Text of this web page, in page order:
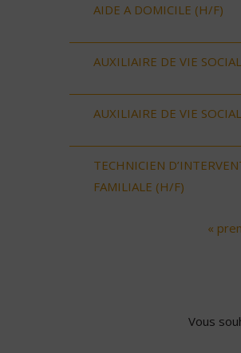
AIDE A DOMICILE (H/F)
AUXILIAIRE DE VIE
AUXILIAIRE DE VIE
TECHNICIEN
FAMILIALE (H/F)
«
Vous